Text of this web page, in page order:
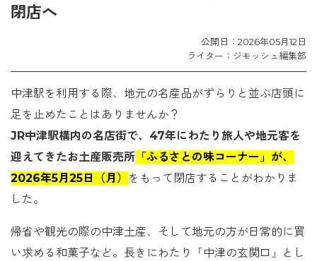
閉店へ
公開日：2026年05月12日
ライター：ジモッシュ編集部
中津駅を利用する際、地元の名産品がずらりと並ぶ店頭に
足を止めたことはありませんか？
JR中津駅構内の名店街で、47年にわたり旅人や地元客を
迎えてきたお土産販売所 「ふるさとの味コーナー」が、
2026年5月25日（月）
をもって閉店することがわかりま
した。
帰省や観光の際の中津土産、そして地元の方が日常的に買
い求める和菓子など。長きにわたり「中津の玄関口」とし